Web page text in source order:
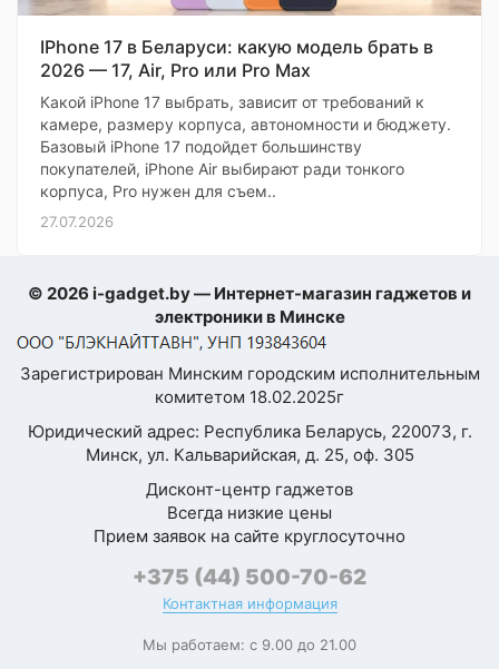
IPhone 17 в Беларуси: какую модель брать в
2026 — 17, Air, Pro или Pro Max
Какой iPhone 17 выбрать, зависит от требований к
камере, размеру корпуса, автономности и бюджету.
Базовый iPhone 17 подойдет большинству
покупателей, iPhone Air выбирают ради тонкого
корпуса, Pro нужен для съем..
27.07.2026
© 2026 i-gadget.by — Интернет-магазин гаджетов и
электроники в Минске
Зарегистрирован Минским городским исполнительным
комитетом 18.02.2025г
Юридический адрес: Республика Беларусь, 220073, г.
Минск, ул. Кальварийская, д. 25, оф. 305
Дисконт-центр гаджетов
Всегда низкие цены
Прием заявок на сайте круглосуточно
+375 (44) 500-70-62
Контактная информация
Мы работаем: с 9.00 до 21.00